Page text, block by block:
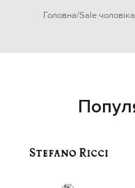
Головна Sale